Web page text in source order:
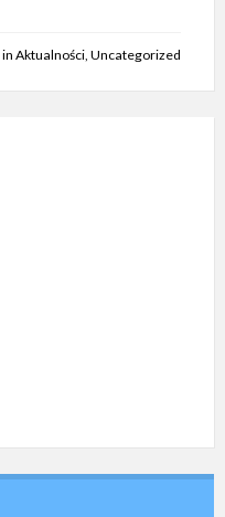
in Aktualności, Uncategorized